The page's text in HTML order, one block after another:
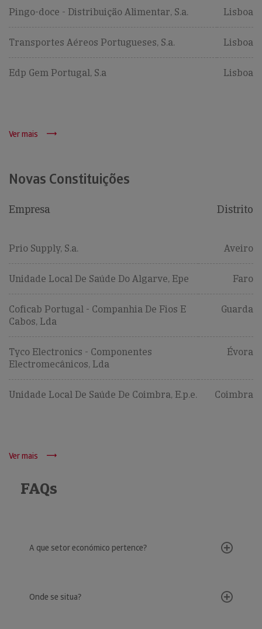
Pingo-doce - Distribuição Alimentar, S.a. Lisboa
Transportes Aéreos Portugueses, S.a. Lisboa
Edp Gem Portugal, S.a Lisboa
Ver mais
Novas Constituições
Empresa Distrito
Prio Supply, S.a. Aveiro
Unidade Local De Saúde Do Algarve, Epe Faro
Coficab Portugal - Companhia De Fios E
Cabos, Lda
Guarda
Tyco Electronics - Componentes
Electromecânicos, Lda
Évora
Unidade Local De Saúde De Coimbra, E.p.e. Coimbra
Ver mais
FAQs
A que setor económico pertence?
Onde se situa?